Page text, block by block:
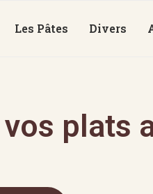
Les Pâtes Divers
plats